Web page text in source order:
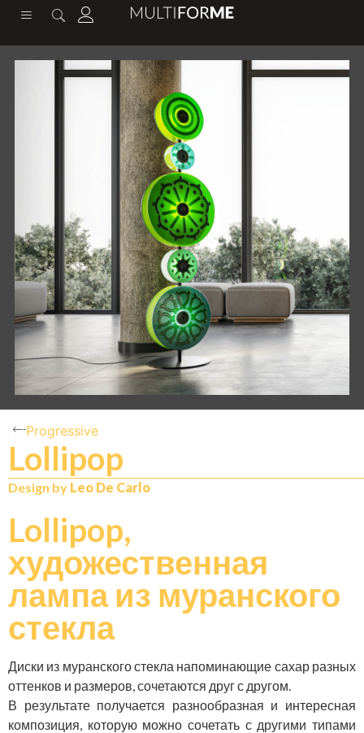
содержимому
IT
Progressive
Lollipop
Design by Leo De Carlo
Lollipop,
художественная
лампа из муранского
стекла
Диски из муранского стекла напоминающие сахар разных
оттенков и размеров, сочетаются друг с другом.
В результате получается разнообразная и интересная
композиция, которую можно сочетать с другими типами